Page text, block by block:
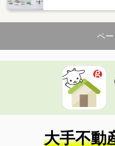
ペ
大手不動